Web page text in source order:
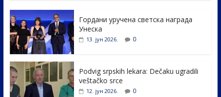
e
b
o
o
k
itt
er e
dI
e
Гордани уручена светска награда
Унеска
13. јун 2026. 0
Podvig srpskih lekara: Dečaku ugradili
veštačko srce
12. јун 2026. 0